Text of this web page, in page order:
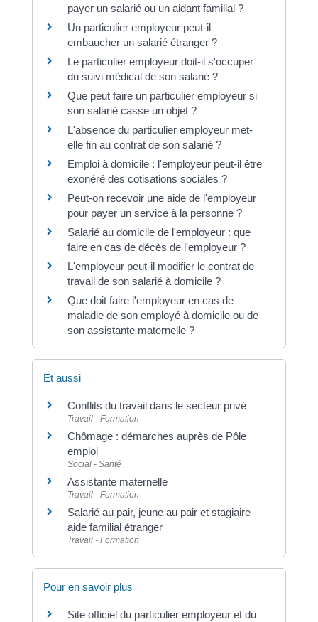
payer un salarié ou un aidant familial ?
Un particulier employeur peut-il
embaucher un salarié étranger ?
Le particulier employeur doit-il s'occuper
du suivi médical de son salarié ?
Que peut faire un particulier employeur si
son salarié casse un objet ?
L'absence du particulier employeur met-
elle fin au contrat de son salarié ?
Emploi à domicile : l'employeur peut-il être
exonéré des cotisations sociales ?
Peut-on recevoir une aide de l'employeur
pour payer un service à la personne ?
Salarié au domicile de l'employeur : que
faire en cas de décès de l'employeur ?
L'employeur peut-il modifier le contrat de
travail de son salarié à domicile ?
Que doit faire l'employeur en cas de
maladie de son employé à domicile ou de
son assistante maternelle ?
Et aussi
Conflits du travail dans le secteur privé
Travail - Formation
Chômage : démarches auprès de Pôle
emploi
Social - Santé
Assistante maternelle
Travail - Formation
Salarié au pair, jeune au pair et stagiaire
aide familial étranger
Travail - Formation
Pour en savoir plus
Site officiel du particulier employeur et du